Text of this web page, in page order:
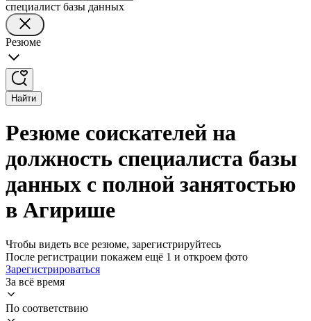
специалист базы данных
Резюме
Найти
Резюме соискателей на
должность специалиста базы
данных с полной занятостью
в Агирише
Чтобы видеть все резюме, зарегистрируйтесь
После регистрации покажем ещё 1 и откроем фото
Зарегистрироваться
За всё время
По соответствию